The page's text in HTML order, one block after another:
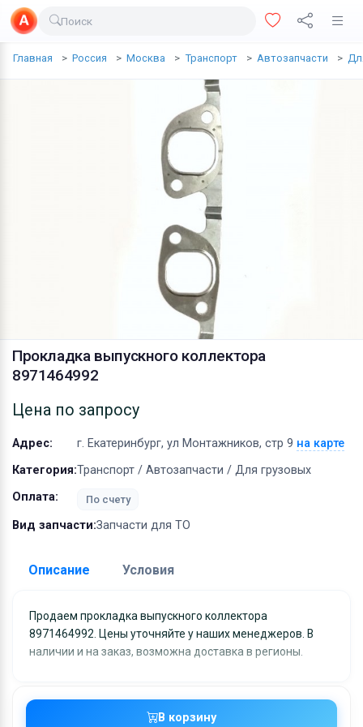
Поиск
Главная Россия Москва Транспорт Автозапчасти
Прокладка выпускного коллектора
8971464992
В корзину
Цена по запросу
Адрес: г. Екатеринбург, ул Монтажников, стр 9 на карте
Категория:Транспорт / Автозапчасти / Для грузовых
Оплата:
По счету
Вид запчасти:Запчасти для ТО
Описание Условия
Продаем прокладка выпускного коллектора
8971464992. Цены уточняйте у наших менеджеров. В
наличии и на заказ, возможна доставка в регионы.
Доставка:
Адрес самовывоза: г. Екатеринбург, ул
Монтажников, стр 9
Отправка товара осуществляется в течение 2-х
Доставка еды
Оборудование